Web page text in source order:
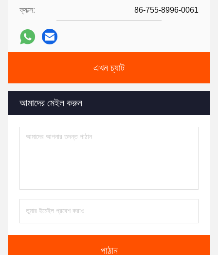
ফ্যাক্স: 86-755-8996-0061
এখন চ্যাট
আমাদের মেইল ​​করুন
পাঠান